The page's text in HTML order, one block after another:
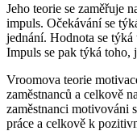
Jeho teorie se zaměřuje
impuls. Očekávání se
jednání. Hodnota se
Impuls se pak týká toho,
Vroomova teorie
zaměstnanců a celkově
zaměstnanci motivováni
práce a celkově k